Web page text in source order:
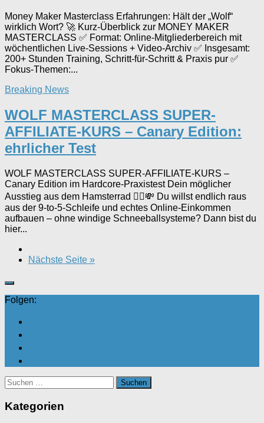
Money Maker Masterclass Erfahrungen: Hält der „Wolf“
wirklich Wort? 🚀 Kurz-Überblick zur MONEY MAKER
MASTERCLASS ✅ Format: Online-Mitgliederbereich mit
wöchentlichen Live-Sessions + Video-Archiv ✅ Insgesamt:
200+ Stunden Training, Schritt-für-Schritt & Praxis pur ✅
Fokus-Themen:...
Breaking News
WOLF MASTERCLASS SUPER-
AFFILIATE-KURS – Canary Edition:
ehrlicher Test
WOLF MASTERCLASS SUPER-AFFILIATE-KURS –
Canary Edition im Hardcore-Praxistest Dein möglicher
Ausstieg aus dem Hamsterrad 🏃‍♂️💸 Du willst endlich raus
aus der 9-to-5-Schleife und echtes Online-Einkommen
aufbauen – ohne windige Schneeballsysteme? Dann bist du
hier...
Nächste Seite »
Folgen:
Suchen
nach:
Kategorien